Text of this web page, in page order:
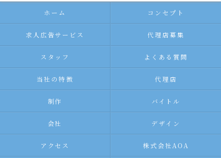
ホーム コンセプト
求人広告サービス 代理店募集
スタッフ よくある質問
当社の特徴 代理店
制作 バイトル
会社 デザイン
アクセス 株式会社AOA